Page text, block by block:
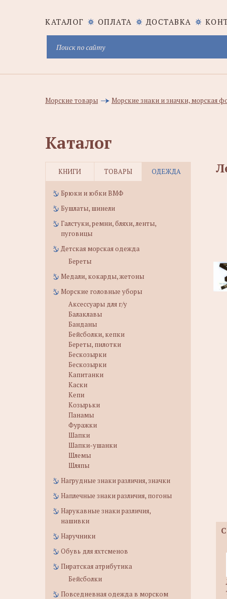
КАТАЛОГ ОПЛАТА ДОСТАВКА
Морские товары Морские знаки и значки, морская
Каталог
КНИГИ ТОВАРЫ ОДЕЖДА
Брюки и юбки ВМФ
Бушлаты, шинели
Галстуки, ремни, бляхи, ленты,
пуговицы
Детская морская одежда
Береты
Медали, кокарды, жетоны
Морские головные уборы
Аксессуары для г/у
Балаклавы
Банданы
Бейсболки, кепки
Береты, пилотки
Бескозырки
Бескозырки
Капитанки
Каски
Кепи
Козырьки
Панамы
Фуражки
Шапки
Шапки-ушанки
Шлемы
Шляпы
Нагрудные знаки различия, значки
Наплечные знаки различия, погоны
Нарукавные знаки различия,
нашивки
Наручники
Обувь для яхтсменов
Пиратская атрибутика
Бейсболки
Повседневная одежда в морском